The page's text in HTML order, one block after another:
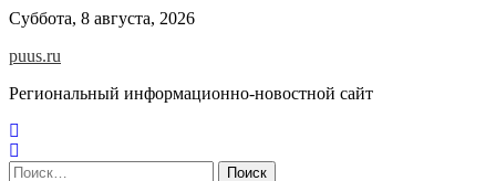
Skip
content
Суббота, 8 августа, 2026
puus.ru
Региональный информационно-новостной сайт
Найти: